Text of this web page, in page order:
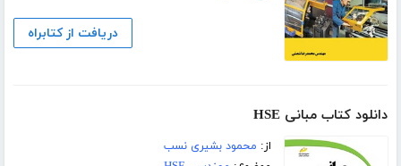
دریافت از کتابراه
دانلود کتاب مبانی HSE
از: محمود بشیری نسب